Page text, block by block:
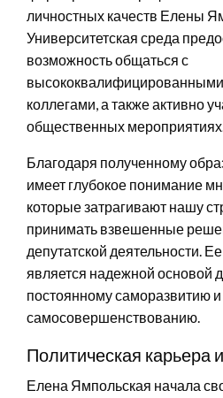
личностных качеств Елены
Университетская среда
возможность общаться с
коллегами, а также активно
общественных
Благодаря полученному
имеет глубокое понимание
которые затрагивают нашу
принимать взвешенные
депутатской деятельности.
является надежной основой
постоянному саморазвитию и
самосовершенствованию.
Политическая карьера
Елена Ямпольская начала